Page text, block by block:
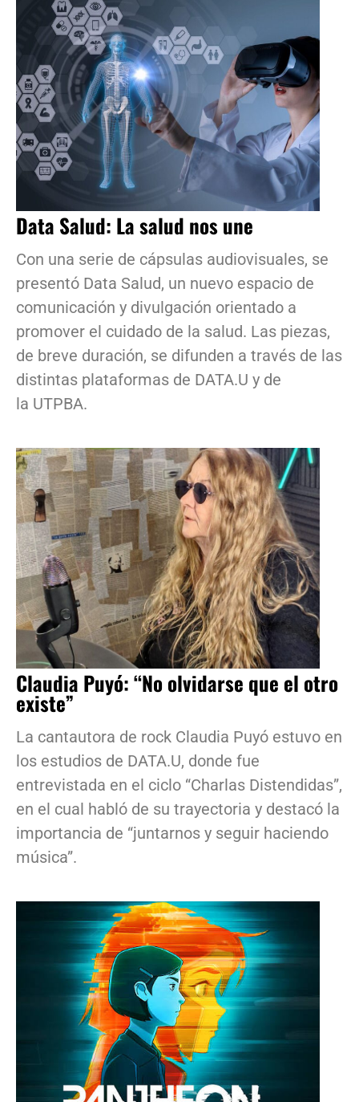
Data Salud: La salud nos une
Con una serie de cápsulas audiovisuales, se
presentó Data Salud, un nuevo espacio de
comunicación y divulgación orientado a
promover el cuidado de la salud. Las piezas,
de breve duración, se difunden a través de las
distintas plataformas de DATA.U y de
la UTPBA.
Claudia Puyó: “No olvidarse que el otro
existe”
La cantautora de rock Claudia Puyó estuvo en
los estudios de DATA.U, donde fue
entrevistada en el ciclo “Charlas Distendidas”,
en el cual habló de su trayectoria y destacó la
importancia de “juntarnos y seguir haciendo
música”.